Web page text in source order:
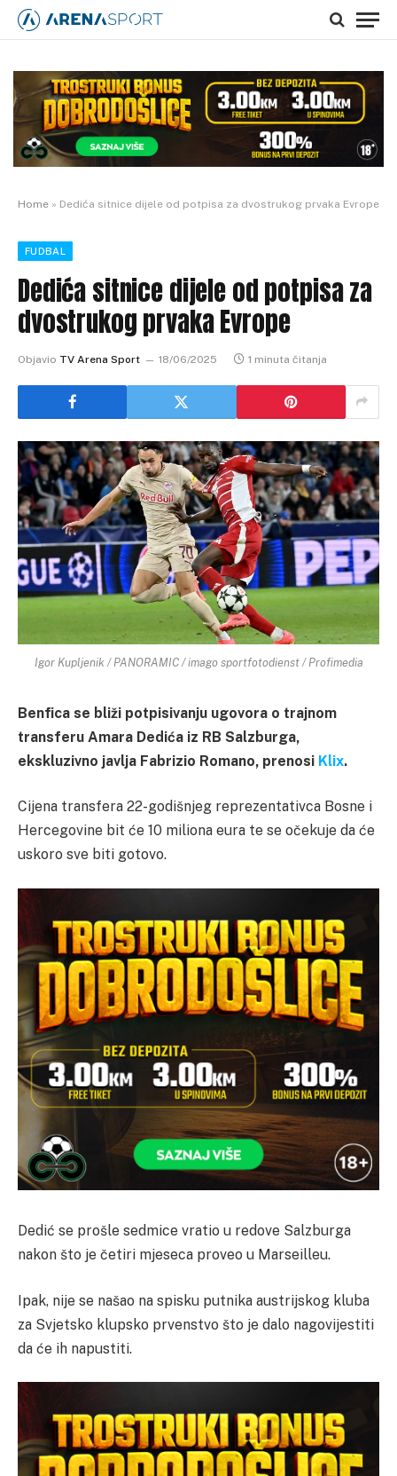
Home » Dedića sitnice dijele od potpisa za dvostrukog prvaka Evrope
FUDBAL
Dedića sitnice dijele od potpisa za
dvostrukog prvaka Evrope
Objavio TV Arena Sport 18/06/2025 1 minuta čitanja
Igor Kupljenik / PANORAMIC / imago sportfotodienst / Profimedia
Benfica se bliži potpisivanju ugovora o trajnom
transferu Amara Dedića iz RB Salzburga,
ekskluzivno javlja Fabrizio Romano, prenosi Klix.
Cijena transfera 22-godišnjeg reprezentativca Bosne i
Hercegovine bit će 10 miliona eura te se očekuje da će
uskoro sve biti gotovo.
Dedić se prošle sedmice vratio u redove Salzburga
nakon što je četiri mjeseca proveo u Marseilleu.
Ipak, nije se našao na spisku putnika austrijskog kluba
za Svjetsko klupsko prvenstvo što je dalo nagovijestiti
da će ih napustiti.